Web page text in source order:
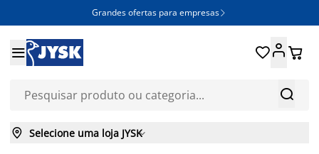
Grandes ofertas para empresas 


 
 Selecione uma loja JYSK